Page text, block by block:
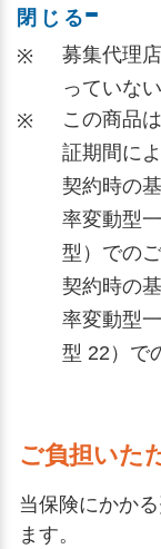
閉じる
※
募集代理
っていな
※
この商品
証期間に
契約時の
率変動型
型）での
契約時の
率変動型
型 22）で
ご負担いた
当保険にかか
ます。